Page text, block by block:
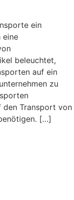
ein
eine
beleuchtet,
auf ein
zu
Transport von
[…]